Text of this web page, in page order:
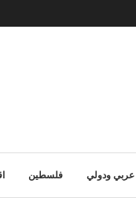
عربي ودولي فلسطين